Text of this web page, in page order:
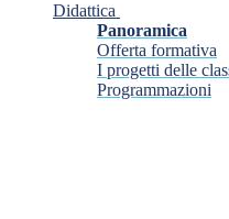
Didattica
Panoramica
Offerta formativa
I progetti delle
Programmazioni